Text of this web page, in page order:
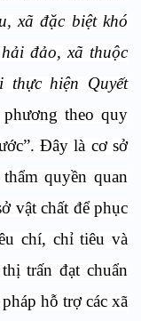
xã đặc biệt khó
đảo, xã thuộc
thực hiện Quyết
theo quy
Đây là cơ sở
quyền quan
vật chất để phục
chí, chỉ tiêu và
trấn đạt chuẩn
hỗ trợ các xã